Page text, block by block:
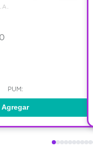
0
PUM:
Agregar